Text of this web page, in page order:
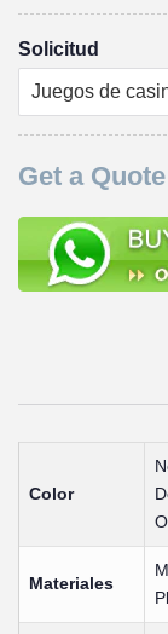
Solicitud
Get a Quote
Color
Materiales